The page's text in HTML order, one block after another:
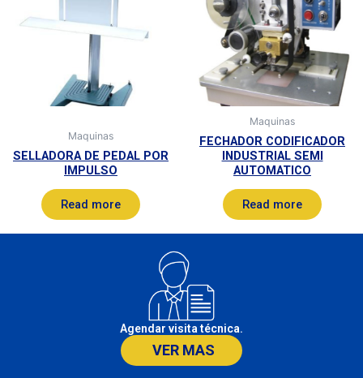
Maquinas
SELLADORA DE PEDAL POR
IMPULSO
Read more
Maquinas
FECHADOR CODIFICADOR
INDUSTRIAL SEMI
AUTOMATICO
Read more
Agendar visita técnica.
VER MAS